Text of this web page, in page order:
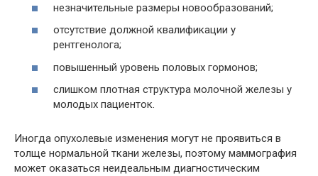
незначительные размеры новообразований;
отсутствие должной квалификации у
рентгенолога;
повышенный уровень половых гормонов;
слишком плотная структура молочной железы у
молодых пациенток.
Иногда опухолевые изменения могут не проявиться в
толще нормальной ткани железы, поэтому маммография
может оказаться неидеальным диагностическим